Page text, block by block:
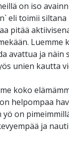
on iso
eli toimii
pitää
Luemme
avattua ja
unien kautta
koko
helpompaa
on
ja